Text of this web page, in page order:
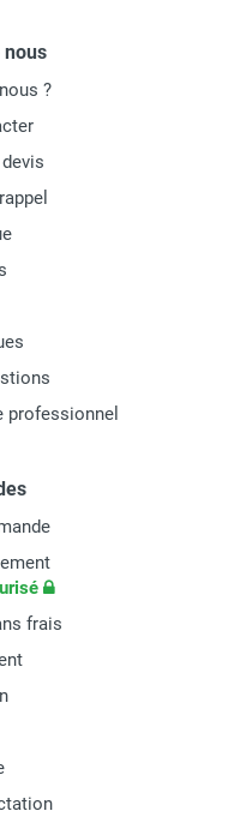
nous
?
professionnel
frais